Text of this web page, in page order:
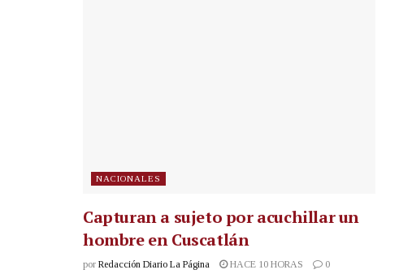
NACIONALES
Capturan a sujeto por acuchillar un
hombre en Cuscatlán
por Redacción Diario La Página HACE 10 HORAS 0